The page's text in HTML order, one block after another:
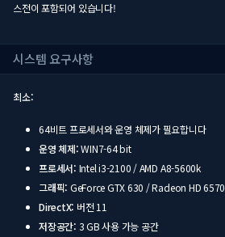
스전이 포함되어 있습니다!
시스템 요구사항
최소:
64비트 프로세서와 운영 체제가 필요합니다
운영 체제:WIN7-64 bit
프로세서: Intel i3-2100 / AMD A8-5600k
그래픽: GeForce GTX 630 / Radeon HD 6570
DirectX: 버전 11
저장공간: 3 GB 사용 가능 공간